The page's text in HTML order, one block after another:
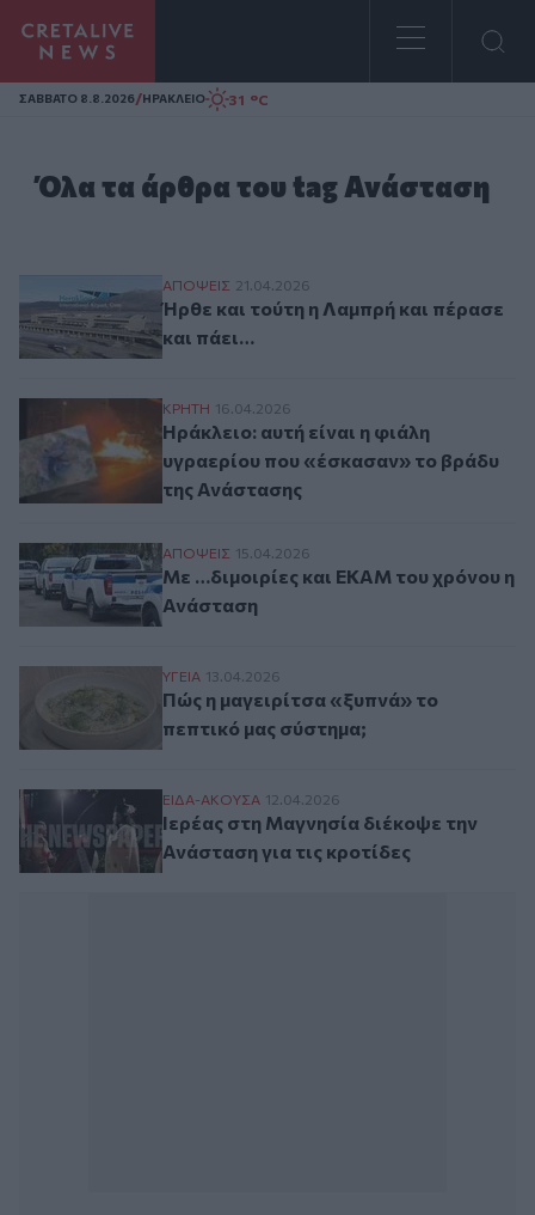
Homepage
ΣAΒΒΑΤΟ 8.8.2026/ΗΡΑΚΛΕΙΟ 31 °C
Όλα τα άρθρα του tag Ανάσταση
Ήρθε και τούτη η Λαμπρή και πέρασε και
ΑΠΟΨΕΙΣ 21.04.2026
Ήρθε και τούτη η Λαμπρή και πέρασε
και πάει…
Ηράκλειο: αυτή είναι η φιάλη
ΚΡΗΤΗ 16.04.2026
Ηράκλειο: αυτή είναι η φιάλη
υγραερίου που «έσκασαν» το βράδυ
της Ανάστασης
Με …διμοιρίες και ΕΚΑΜ του χρόνου η
ΑΠΟΨΕΙΣ 15.04.2026
Με …διμοιρίες και ΕΚΑΜ του χρόνου η
Ανάσταση
Πώς η μαγειρίτσα «ξυπνά» το πεπτικό
ΥΓΕΙΑ 13.04.2026
Πώς η μαγειρίτσα «ξυπνά» το
πεπτικό μας σύστημα;
Ιερέας στη Μαγνησία διέκοψε την
ΕΙΔΑ-ΑΚΟΥΣΑ 12.04.2026
Ιερέας στη Μαγνησία διέκοψε την
Ανάσταση για τις κροτίδες